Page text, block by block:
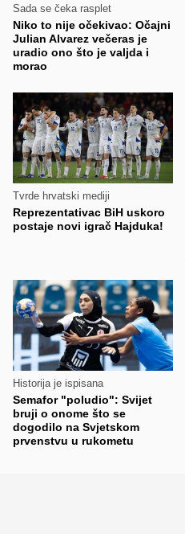
Sada se čeka rasplet
Niko to nije očekivao: Očajni
Julian Alvarez večeras je
uradio ono što je valjda i
morao
Tvrde hrvatski mediji
Reprezentativac BiH uskoro
postaje novi igrač Hajduka!
Historija je ispisana
Semafor "poludio": Svijet
bruji o onome što se
dogodilo na Svjetskom
prvenstvu u rukometu